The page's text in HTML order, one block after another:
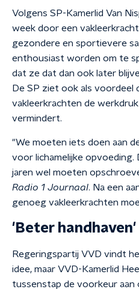
Volgens SP-Kamerlid Van
week door een
gezondere en sportievere
enthousiast worden om te
dat ze dat dan ook later
De SP ziet ook als voordeel
vakleerkrachten de
vermindert.
"We moeten iets doen aan
voor lichamelijke opvoeding.
jaren wel moeten
Radio 1 Journaal. Na een
genoeg vakleerkrachten
'Beter handhaven'
Regeringspartij VVD vindt
idee, maar VVD-Kamerlid
tussenstap de voorkeur aan